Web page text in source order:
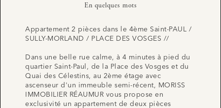
En quelques mots
Appartement 2 pièces dans le 4ème Saint-PAUL /
SULLY-MORLAND / PLACE DES VOSGES //
Dans une belle rue calme, à 4 minutes à pied du
quartier Saint-Paul, de la Place des Vosges et du
Quai des Célestins, au 2ème étage avec
ascenseur d'un immeuble semi-récent, MORISS
IMMOBILIER RÉAUMUR vous propose en
exclusivité un appartement de deux pièces